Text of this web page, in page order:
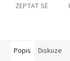
ZEPTAT SE
Popis Diskuze